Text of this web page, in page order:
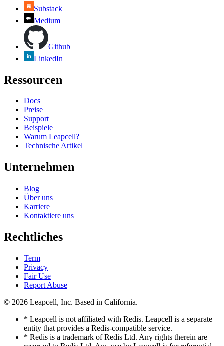
Substack
Medium
Github
LinkedIn
Ressourcen
Docs
Preise
Support
Beispiele
Warum Leapcell?
Technische Artikel
Unternehmen
Blog
Über uns
Karriere
Kontaktiere uns
Rechtliches
Term
Privacy
Fair Use
Report Abuse
© 2026 Leapcell, Inc. Based in California.
* Leapcell is not affiliated with Redis. Leapcell is a separate
entity that provides a Redis-compatible service.
* Redis is a trademark of Redis Ltd. Any rights therein are